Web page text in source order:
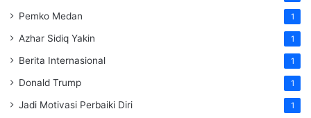
Pemko Medan 1
Azhar Sidiq Yakin 1
Berita Internasional 1
Donald Trump 1
Jadi Motivasi Perbaiki Diri 1